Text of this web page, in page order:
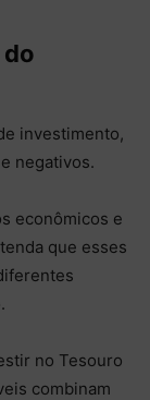
investimento,
negativos.
econômicos e
que esses
no Tesouro
combinam